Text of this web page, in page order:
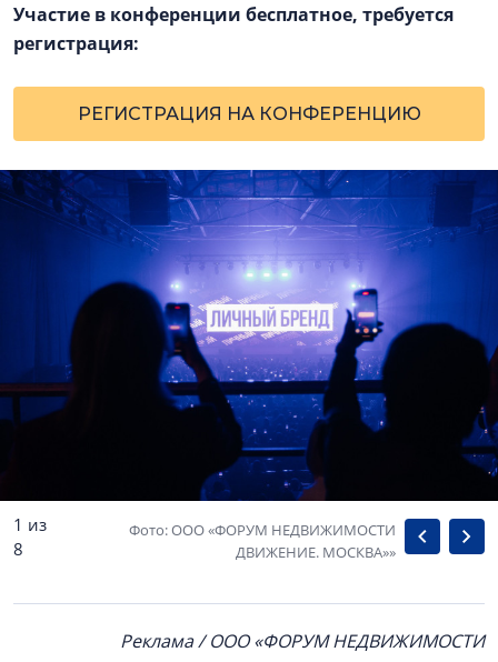
Участие в конференции бесплатное, требуется
регистрация:
РЕГИСТРАЦИЯ НА КОНФЕРЕНЦИЮ
1 из
8
Фото: ООО «ФОРУМ НЕДВИЖИМОСТИ
ДВИЖЕНИЕ. МОСКВА»»
Реклама / ООО «ФОРУМ НЕДВИЖИМОСТИ